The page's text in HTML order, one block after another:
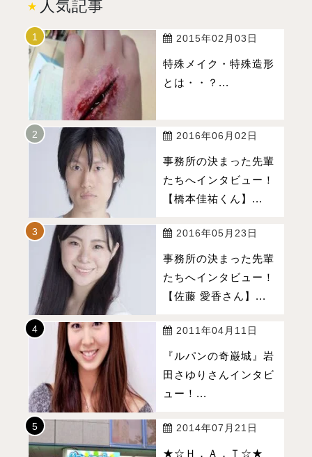
人気記事
2015年02月03日
特殊メイク・特殊造形
とは・・？...
2016年06月02日
事務所の決まった先輩
たちへインタビュー！
【橋本佳祐くん】...
2016年05月23日
事務所の決まった先輩
たちへインタビュー！
【佐藤 愛香さん】...
2011年04月11日
『ルパンの奇巌城』岩
田さゆりさんインタビ
ュー！...
2014年07月21日
★☆Ｈ．Ａ．Ｔ☆★